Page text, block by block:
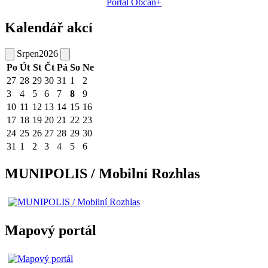
Portál Občan+
Kalendář akcí
Srpen2026
Po Út St Čt Pá So Ne
27 28 29 30 31 1
2
3
4 5 6 7 8
9
10 11 12 13 14 15 16
17 18 19 20 21 22 23
24 25 26 27 28 29 30
31 1 2 3 4 5 6
MUNIPOLIS / Mobilní Rozhlas
Mapový portál